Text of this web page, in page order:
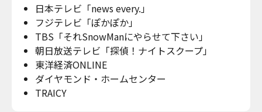
日本テレビ「news every.」
フジテレビ「ぽかぽか」
TBS「それSnowManにやらせて下さい」
朝日放送テレビ「探偵！ナイトスクープ」
東洋経済ONLINE
ダイヤモンド・ホームセンター
TRAICY